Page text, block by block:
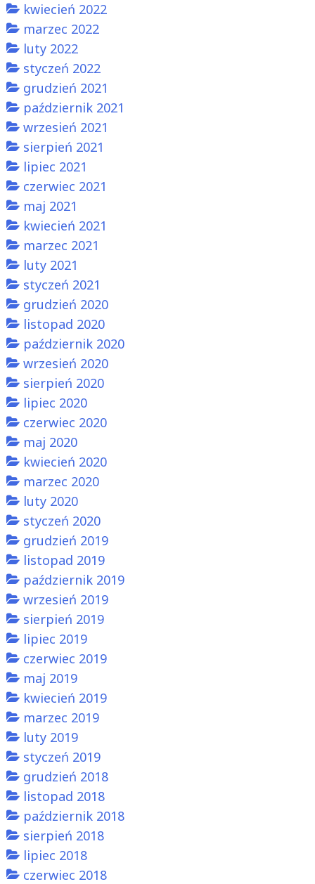
kwiecień 2022
marzec 2022
luty 2022
styczeń 2022
grudzień 2021
październik 2021
wrzesień 2021
sierpień 2021
lipiec 2021
czerwiec 2021
maj 2021
kwiecień 2021
marzec 2021
luty 2021
styczeń 2021
grudzień 2020
listopad 2020
październik 2020
wrzesień 2020
sierpień 2020
lipiec 2020
czerwiec 2020
maj 2020
kwiecień 2020
marzec 2020
luty 2020
styczeń 2020
grudzień 2019
listopad 2019
październik 2019
wrzesień 2019
sierpień 2019
lipiec 2019
czerwiec 2019
maj 2019
kwiecień 2019
marzec 2019
luty 2019
styczeń 2019
grudzień 2018
listopad 2018
październik 2018
sierpień 2018
lipiec 2018
czerwiec 2018